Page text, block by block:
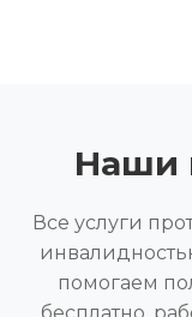
Наши
Все услуги
помогаем